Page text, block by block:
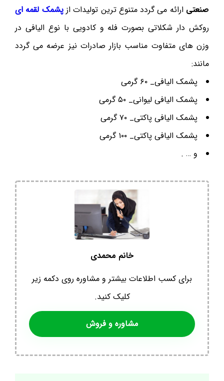
صنعتی ارائه می گردد متنوع ترین تولیدات ازپشمک لقمه ای
روکش دار شکلاتی بصورت فله و کادویی با نوع الیافی در
وزن های متفاوت مناسب بازار صادرات نیز عرضه می گردد
مانند:
پشمک الیافی_ ۶۰ گرمی
پشمک الیافی لیوانی_ ۵۰ گرمی
پشمک الیافی پاکتی_ ۷۰ گرمی
پشمک الیافی پاکتی_ ۱۰۰ گرمی
و … .
خانم محمدی
برای کسب اطلاعات بیشتر و مشاوره روی دکمه زیر
کلیک کنید.
مشاوره و فروش